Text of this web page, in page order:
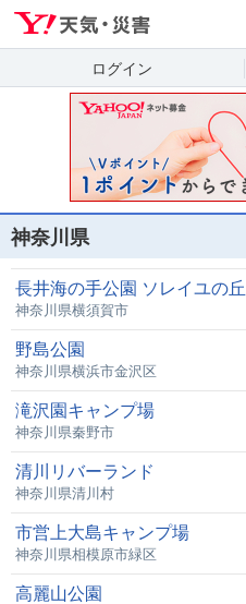
ログイン
神奈川県
長井海の手公園 ソレイユの丘
神奈川県横須賀市
野島公園
神奈川県横浜市金沢区
滝沢園キャンプ場
神奈川県秦野市
清川リバーランド
神奈川県清川村
市営上大島キャンプ場
神奈川県相模原市緑区
高麗山公園